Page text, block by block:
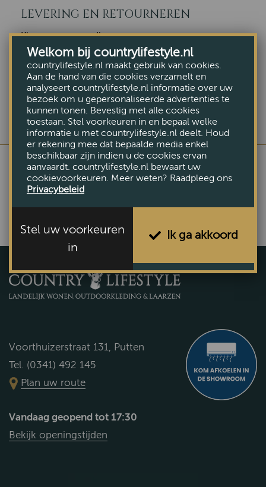
LEVERING EN RETOURNEREN
Klaar voor verzending:
Onsleverings- enretourbeleid
Voorthuizerstraat 131, Putten
Tel. (0341) 492 145
Plan uw route
Vandaag geopend tot 17:30
Bekijk openingstijden
Welkom bij countrylifestyle.nl
countrylifestyle.nl maakt gebruik van cookies.
Aan de hand van die cookies verzamelt en
analyseert countrylifestyle.nl informatie over uw
bezoek om u gepersonaliseerde advertenties te
kunnen tonen. Bevestig met alle cookies
toestaan. Stel voorkeuren in en bepaal welke
informatie u met countrylifestyle.nl deelt. Houd
er rekening mee dat bepaalde media enkel
beschikbaar zijn indien u de cookies ervan
aanvaardt. countrylifestyle.nl bewaart uw
cookievoorkeuren. Meer weten? Raadpleeg ons
Privacybeleid
Stel uw voorkeuren
in
Ik ga akkoord